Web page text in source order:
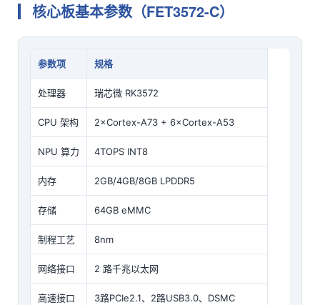
核心板基本参数（FET3572-C）
参数项 规格
处理器 瑞芯微 RK3572
CPU 架构 2×Cortex-A73 + 6×Cortex-A53
NPU 算力 4TOPS INT8
内存 2GB/4GB/8GB LPDDR5
存储 64GB eMMC
制程工艺 8nm
网络接口 2 路千兆以太网
高速接口 3路PCIe2.1、2路USB3.0、DSMC